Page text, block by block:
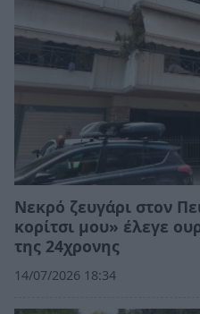
Νεκρό ζευγάρι στον
κορίτσι μου» έλεγε
της 24χρονης
14/07/2026 18:34